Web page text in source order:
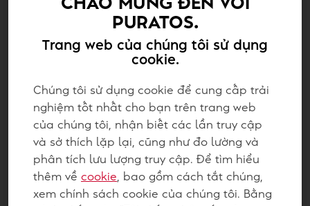
CHÀO MỪNG ĐẾN VỚI
PURATOS.
Trang web của chúng tôi sử dụng
cookie.
Chúng tôi sử dụng cookie để cung cấp trải
nghiệm tốt nhất cho bạn trên trang web
của chúng tôi, nhận biết các lần truy cập
và sở thích lặp lại, cũng như đo lường và
phân tích lưu lượng truy cập. Để tìm hiểu
thêm về cookie, bao gồm cách tắt chúng,
xem chính sách cookie của chúng tôi. Bằng